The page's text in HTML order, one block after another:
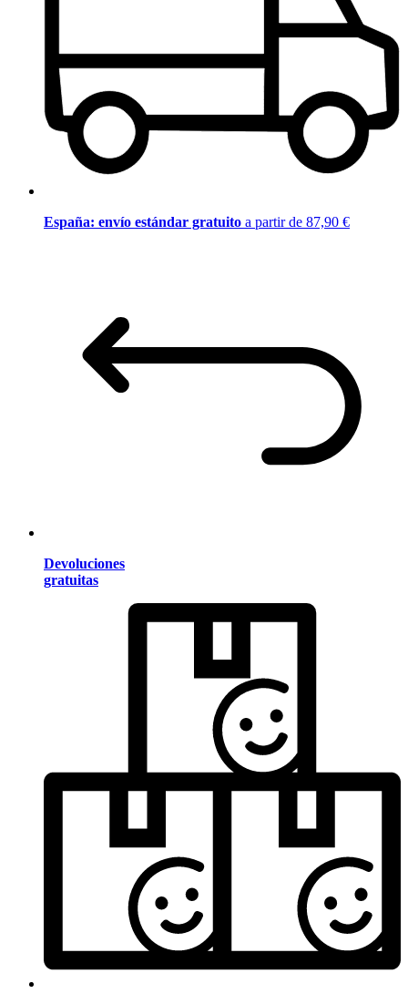
España: envío estándar gratuito a partir de 87,90 €
Devoluciones
gratuitas